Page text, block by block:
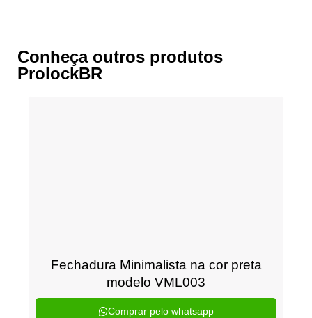
Conheça outros produtos
ProlockBR
Fechadura Minimalista na cor preta
modelo VML003
Comprar pelo whatsapp